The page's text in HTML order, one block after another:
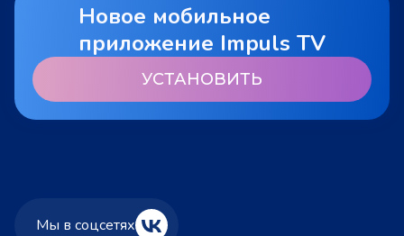
Новое мобильное
приложение Impuls TV
УСТАНОВИТЬ
Мы в соцсетях